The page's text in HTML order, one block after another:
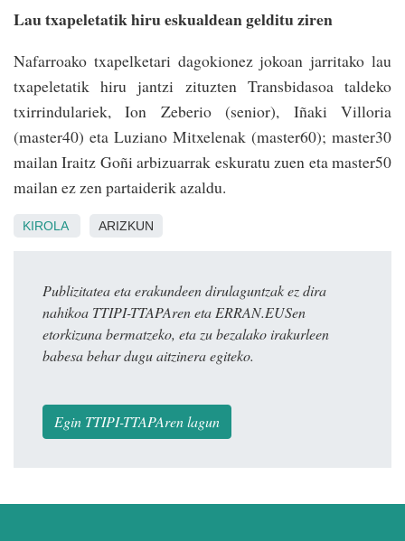
Lau txapeletatik hiru eskualdean gelditu ziren
Nafarroako txapelketari dagokionez jokoan jarritako lau
txapeletatik hiru jantzi zituzten Transbidasoa taldeko
txirrindulariek, Ion Zeberio (senior), Iñaki Villoria
(master40) eta Luziano Mitxelenak (master60); master30
mailan Iraitz Goñi arbizuarrak eskuratu zuen eta master50
mailan ez zen partaiderik azaldu.
KIROLA ARIZKUN
Publizitatea eta erakundeen dirulaguntzak ez dira
nahikoa TTIPI-TTAPAren eta ERRAN.EUSen
etorkizuna bermatzeko, eta zu bezalako irakurleen
babesa behar dugu aitzinera egiteko.
Egin TTIPI-TTAPAren lagun